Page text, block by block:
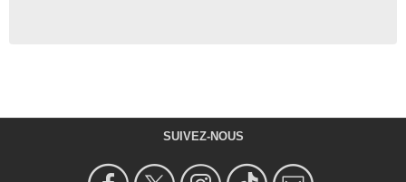
SUIVEZ-NOUS